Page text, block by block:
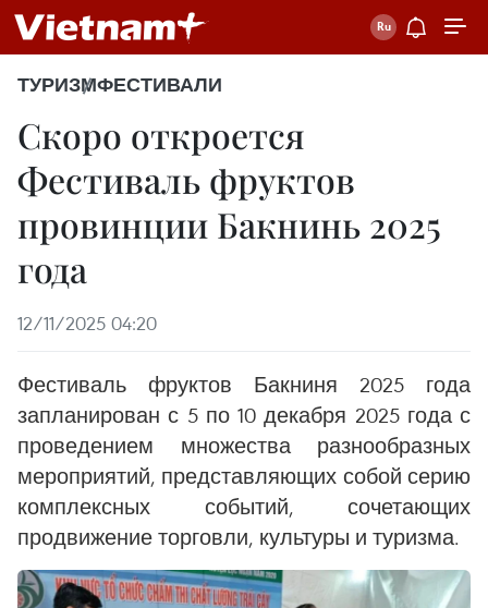
ТУРИЗМФЕСТИВАЛИ
Скоро откроется
Фестиваль фруктов
провинции Бакнинь 2025
года
12/11/2025 04:20
Фестиваль фруктов Бакниня 2025 года
запланирован с 5 по 10 декабря 2025 года с
проведением множества разнообразных
мероприятий, представляющих собой серию
комплексных событий, сочетающих
продвижение торговли, культуры и туризма.